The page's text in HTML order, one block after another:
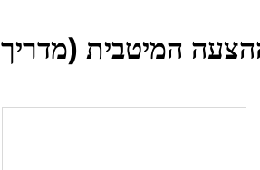
המיטבית (מדריך 2024)